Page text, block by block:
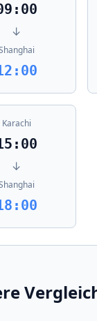
↓
Karachi
↓